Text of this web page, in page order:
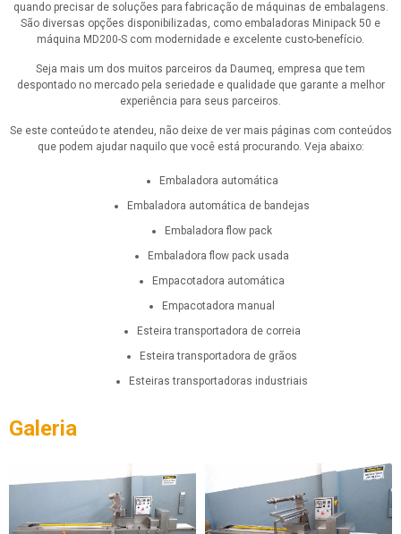
quando precisar de soluções para fabricação de máquinas de embalagens.
São diversas opções disponibilizadas, como embaladoras Minipack 50 e
máquina MD200-S com modernidade e excelente custo-benefício.
Seja mais um dos muitos parceiros da Daumeq, empresa que tem
despontado no mercado pela seriedade e qualidade que garante a melhor
experiência para seus parceiros.
Se este conteúdo te atendeu, não deixe de ver mais páginas com conteúdos
que podem ajudar naquilo que você está procurando. Veja abaixo:
embaladora automática
embaladora automática de bandejas
embaladora flow pack
embaladora flow pack usada
empacotadora automática
empacotadora manual
esteira transportadora de correia
esteira transportadora de grãos
esteiras transportadoras industriais
Galeria